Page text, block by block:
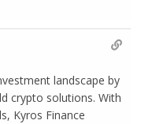
landscape by
crypto solutions. With
Kyros Finance